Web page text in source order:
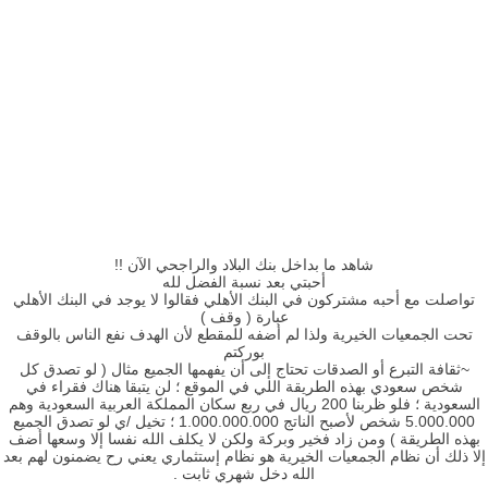
شاهد ما بداخل بنك البلاد والراجحي الآن !!
أحبتي بعد نسبة الفضل لله
تواصلت مع أحبه مشتركون في البنك الأهلي فقالوا لا يوجد في البنك الأهلي
عبارة ( وقف )
تحت الجمعيات الخيرية ولذا لم أضفه للمقطع لأن الهدف نفع الناس بالوقف
بوركتم
~ثقافة التبرع أو الصدقات تحتاج إلى أن يفهمها الجميع مثال ( لو تصدق كل
شخص سعودي بهذه الطريقة اللي في الموقع ؛ لن يتبقا هناك فقراء في
السعودية ؛ فلو ظربنا 200 ريال في ربع سكان المملكة العربية السعودية وهم
5.000.000 شخص لأصبح الناتج 1.000.000.000 ؛ تخيل /ي لو تصدق الجميع
بهذه الطريقة ) ومن زاد فخير وبركة ولكن لا يكلف الله نفسا إلا وسعها أضف
إلا ذلك أن نظام الجمعيات الخيرية هو نظام إستثماري يعني رح يضمنون لهم بعد
الله دخل شهري ثابت .